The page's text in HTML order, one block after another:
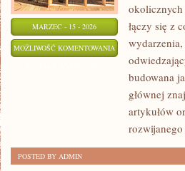
MARZEC - 15 - 2026
MOŻLIWOŚĆ KOMENTOWANIA OSTRÓW
WIELKOPOLSKI
okolicznych
łączy się z
budowana
głównej
artykułów
POSTED BY ADMIN